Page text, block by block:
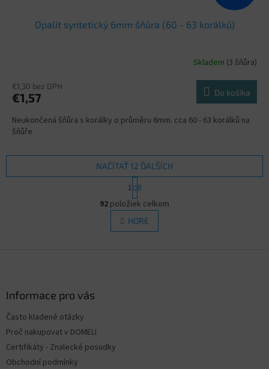
Opalit syntetický 6mm šňůra (60 - 63 korálků)
Skladem (3 šňůra)
€1,30 bez DPH
€1,57 Do košíka
Neukončená šňůra s korálky o průměru 6mm. cca 60 - 63 korálků na
šňůře
O
v
l
á
NAČÍTAŤ 12 ĎALŠÍCH
S
t
r
á
n
k
1 8
92 položiek celkom
HORE
Informace pro vás
Často kladené otázky
Proč nakupovat v DOMELI
Certifikáty - Znalecké posudky
Obchodní podmínky